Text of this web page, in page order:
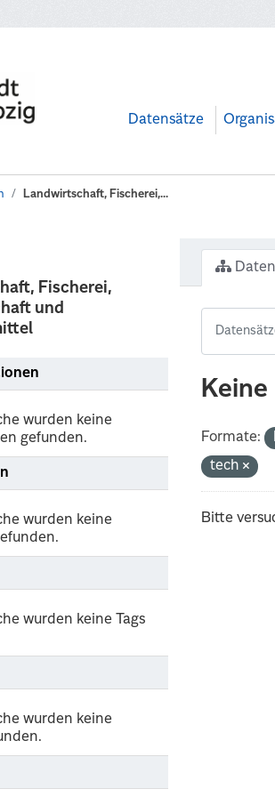
Datensätze
Landwirtschaft, Fischerei,...
Fischerei,
und
wurden keine
gefunden.
wurden keine
wurden keine Tags
wurden keine
Formate:
tech
Bitte